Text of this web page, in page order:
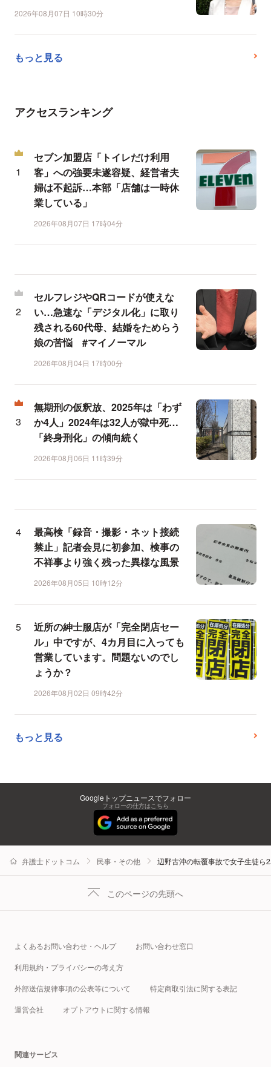
2026年08月07日 10時30分
もっと見る
アクセスランキング
セブン加盟店「トイレだけ利用
客」への強要未遂容疑、経営者夫
婦は不起訴…本部「店舗は一時休
業している」
2026年08月07日 17時04分
セルフレジやQRコードが使えな
い…急速な「デジタル化」に取り
残される60代母、結婚をためらう
娘の苦悩 #マイノーマル
2026年08月04日 17時00分
無期刑の仮釈放、2025年は「わず
か4人」2024年は32人が獄中死…
「終身刑化」の傾向続く
2026年08月06日 11時39分
最高検「録音・撮影・ネット接続
禁止」記者会見に初参加、検事の
不祥事より強く残った異様な風景
2026年08月05日 10時12分
近所の紳士服店が「完全閉店セー
ル」中ですが、4カ月目に入っても
営業しています。問題ないのでし
ょうか？
2026年08月02日 09時42分
もっと見る
Googleトップニュースでフォロー
フォローの仕方はこちら
弁護士ドットコム 民事・その他 辺野古沖の転覆事故で女子生徒
このページの先頭へ
よくあるお問い合わせ・ヘルプ お問い合わせ窓口
利用規約・プライバシーの考え方
外部送信規律事項の公表等について 特定商取引法に関する表記
運営会社 オプトアウトに関する情報
関連サービス